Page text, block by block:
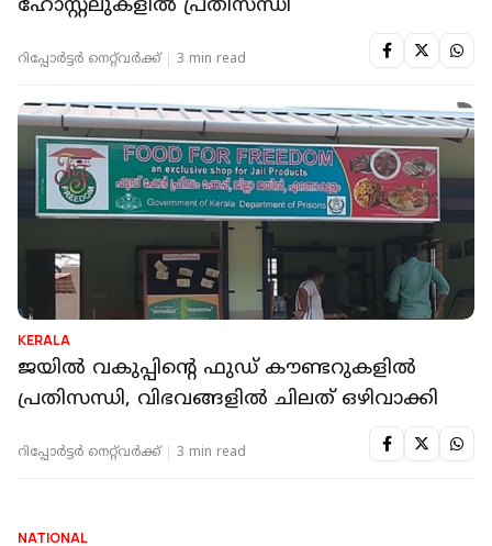
NATIONAL
ചായയും കാപ്പിയും ദോശയും ഔട്ട് ! സാമ്പാർ
പോലും ഉണ്ടാക്കാൻ സാധിക്കുന്നില്ല; തമിഴ്‌നാട്
ഹോസ്റ്റലുകളിൽ പ്രതിസന്ധി
റിപ്പോർട്ടർ നെറ്റ്‌വര്‍ക്ക്‌ 3 min read
KERALA